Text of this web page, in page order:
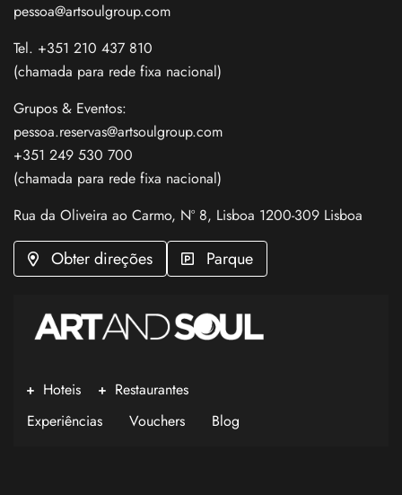
pessoa@artsoulgroup.com
Tel. +351 210 437 810
(chamada para rede fixa nacional)
Grupos & Eventos:
pessoa.reservas@artsoulgroup.com
+351 249 530 700
(chamada para rede fixa nacional)
Rua da Oliveira ao Carmo, Nº 8, Lisboa 1200-309 Lisboa
Obter direções Parque
Hoteis
Restaurantes
Experiências
Vouchers Blog